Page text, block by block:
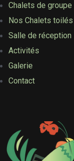
Chalets de groupe
Nos Chalets toilés
Salle de réception
Activités
Galerie
Contact